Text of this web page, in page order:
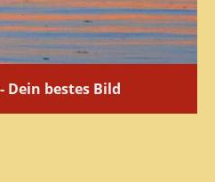
Dein bestes Bild